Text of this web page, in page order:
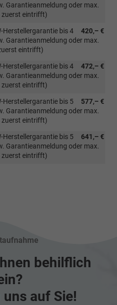
Garantieanmeldung oder max.
zuerst eintrifft)
420,– €
Herstellergarantie bis 4
Garantieanmeldung oder max.
eintrifft)
472,– €
Herstellergarantie bis 4
Garantieanmeldung oder max.
zuerst eintrifft)
577,– €
Herstellergarantie bis 5
Garantieanmeldung oder max.
zuerst eintrifft)
641,– €
Herstellergarantie bis 5
Garantieanmeldung oder max.
zuerst eintrifft)
behilflich
uns auf Sie!